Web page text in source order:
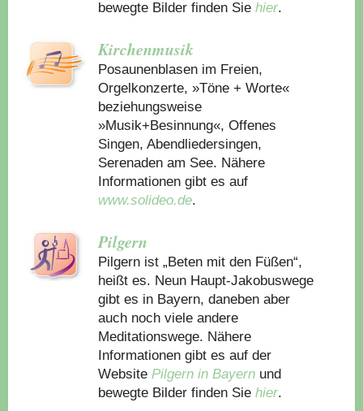
bewegte Bilder finden Sie hier.
Kirchenmusik
Posaunenblasen im Freien,
Orgelkonzerte, »Töne + Worte«
beziehungsweise
»Musik+Besinnung«, Offenes
Singen, Abendliedersingen,
Serenaden am See. Nähere
Informationen gibt es auf
www.solideo.de.
Pilgern
Pilgern ist „Beten mit den Füßen“,
heißt es. Neun Haupt-Jakobuswege
gibt es in Bayern, daneben aber
auch noch viele andere
Meditationswege. Nähere
Informationen gibt es auf der
WebsitePilgern in Bayern und
bewegte Bilder finden Sie hier.